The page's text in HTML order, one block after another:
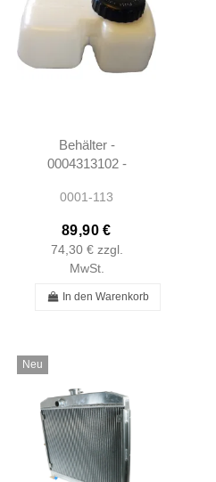
Behälter -
0004313102 -
W110 W111
0001-113
89,90 €
74,30 € zzgl.
MwSt.
In den Warenkorb
Neu